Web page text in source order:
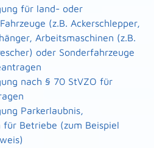
für land- oder
(z.B. Ackerschlepper,
Arbeitsmaschinen (z.B.
oder Sonderfahrzeuge
nach § 70 StVZO für
Parkerlaubnis,
für Betriebe (zum Beispiel